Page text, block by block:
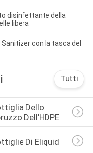
disinfettante della
libera
Sanitizer con la tasca del
Tutti
Dello
Dell'HDPE
Di Eliquid